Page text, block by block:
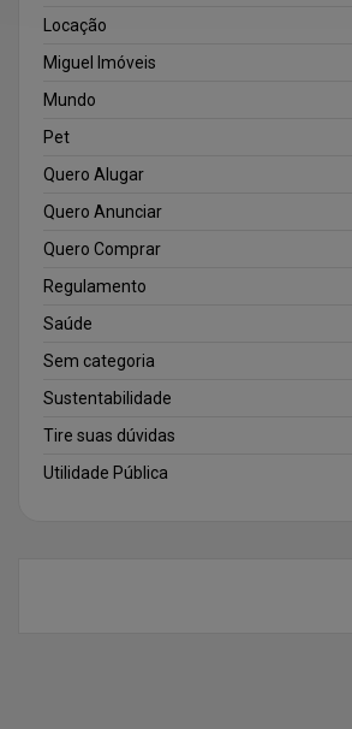
Locação
Miguel Imóveis
Mundo
Pet
Quero Alugar
Quero Anunciar
Quero Comprar
Regulamento
Saúde
Sem categoria
Sustentabilidade
Tire suas dúvidas
Utilidade Pública